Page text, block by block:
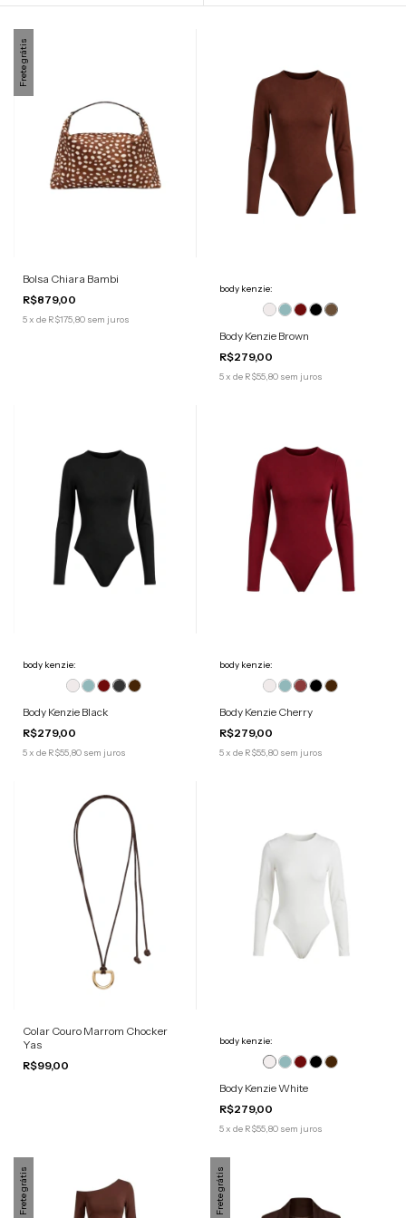
Frete grátis
Bolsa Chiara Bambi
R$879,00
5x de R$175,80 sem juros
body kenzie:
Body Kenzie Brown
R$279,00
5x de R$55,80 sem juros
body kenzie:
Body Kenzie Black
R$279,00
5x de R$55,80 sem juros
body kenzie:
Body Kenzie Cherry
R$279,00
5x de R$55,80 sem juros
Colar Couro Marrom Chocker
Yas
R$99,00
body kenzie:
Body Kenzie White
R$279,00
5x de R$55,80 sem juros
Frete grátis Frete grátis